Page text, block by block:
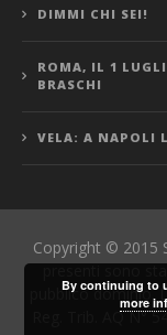
DIMMI CHI SEI!
ROMA, IL 1
BRASCHI
VELA: A NAPOLI
Copyright © 2015
presenti sono
pubblico dominio.
Reg. Trib. AQ N°
By continuing to
more